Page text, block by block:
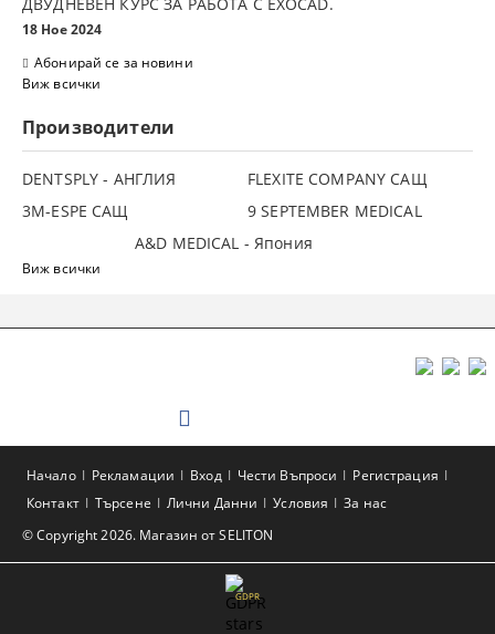
18 Ное 2024
Абонирай се за новини
Виж всички
Производители
DENTSPLY - АНГЛИЯ
FLEXITE COMPANY САЩ
3М-ESPE САЩ
9 SEPTEMBER MEDICAL
A&D MEDICAL - Япония
Виж всички
© Copyright 2026. Магазин от SELITON
Начало Рекламации Вход Чести Въпроси
Регистрация
Контакт
Търсене Лични Данни Условия За нас
GDPR